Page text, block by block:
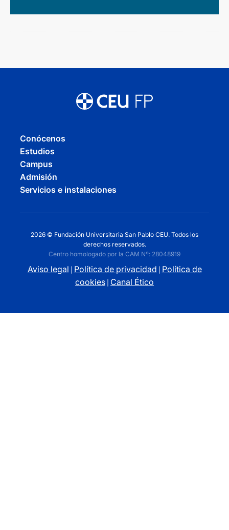
Conócenos
Estudios
Campus
Admisión
Servicios e instalaciones
2026 © Fundación Universitaria San Pablo CEU. Todos los
derechos reservados.
Centro homologado por la CAM Nº: 28048919
Aviso legal Política de privacidad Política de
cookies Canal Ético